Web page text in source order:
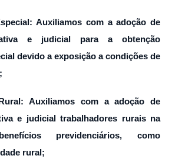
Auxiliamos com a adoção de
e judicial para a obtenção
devido a exposição a condições de
Auxiliamos com a adoção de
e judicial trabalhadores rurais na
previdenciários, como
rural;